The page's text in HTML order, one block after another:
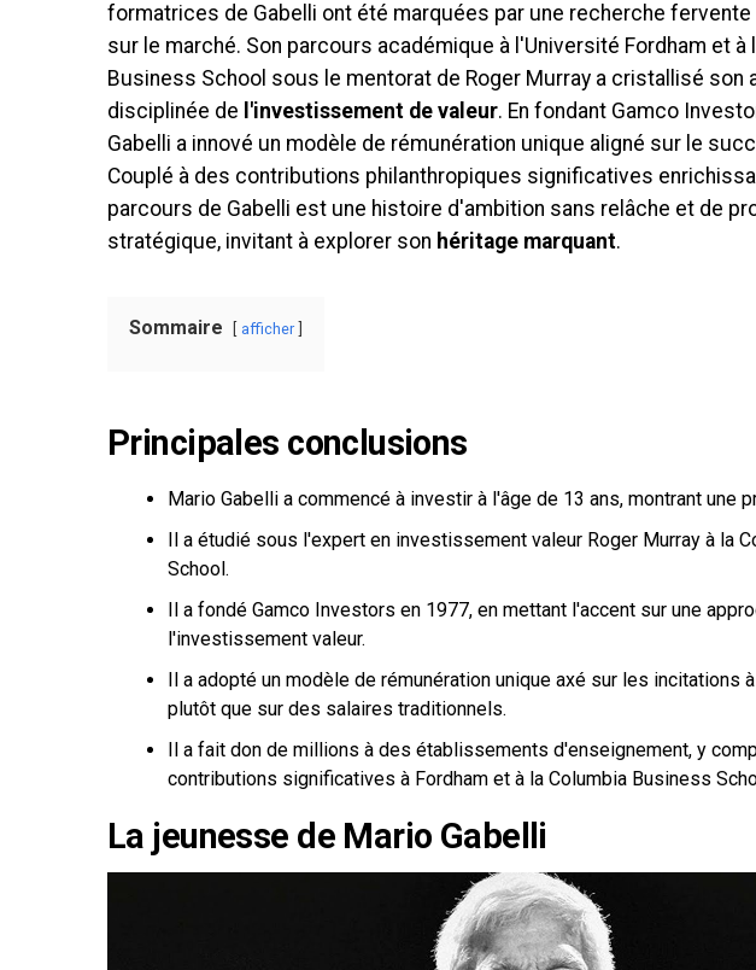
formatrices de Gabelli ont été marquées par une recherche
sur le marché. Son parcours académique à l'Université Fordham et à
Business School sous le mentorat de Roger Murray a cristallisé son
disciplinée de l'investissement de valeur. En fondant Gamco
Gabelli a innové un modèle de rémunération unique aligné sur le
Couplé à des contributions philanthropiques significatives
parcours de Gabelli est une histoire d'ambition sans relâche et de
stratégique, invitant à explorer son héritage marquant.
Sommaire afficher
Principales conclusions
Mario Gabelli a commencé à investir à l'âge de 13 ans, montrant une
Il a étudié sous l'expert en investissement valeur Roger Murray à la
School.
Il a fondé Gamco Investors en 1977, en mettant l'accent sur une
l'investissement valeur.
Il a adopté un modèle de rémunération unique axé sur les incitations
plutôt que sur des salaires traditionnels.
Il a fait don de millions à des établissements d'enseignement, y
contributions significatives à Fordham et à la Columbia Business
La jeunesse de Mario Gabelli